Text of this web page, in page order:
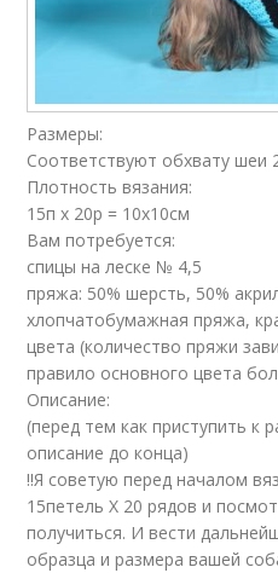
Размеры:
Соответствуют обхвату шеи
Плотность вязания:
15п х 20р = 10х10см
Вам потребуется:
спицы на леске № 4,5
пряжа: 50% шерсть, 50%
хлопчатобумажная пряжа,
цвета (количество пряжи
правило основного цвета
Описание:
(перед тем как приступить к
описание до конца)
!!Я советую перед началом
15петель Х 20 рядов и
получиться. И вести
образца и размера вашей